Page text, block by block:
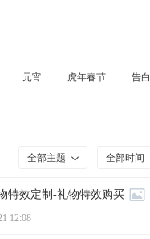
元宵 虎年春节 告白
全部时间
全部主题
特效定制-礼物特效购买
12:08